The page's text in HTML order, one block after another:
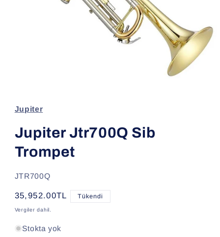
oynatın
Jupiter
Jupiter Jtr700Q Sib
Trompet
SKU:
JTR700Q
Normal
fiyat
35,952.00TL Tükendi
Vergiler dahil.
Stokta yok